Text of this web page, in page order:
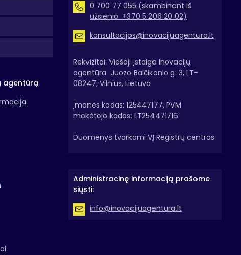
agentūrą
0 700 77 055 (skambinant iš
užsienio +370 5 206 20 02)
konsultacijos@inovacijuagentura.lt
Rekvizitai: Viešoji įstaiga Inovacijų
agentūra Juozo Balčikonio g. 3, LT-
08247, Vilnius, Lietuva
Įmonės kodas: 125447177, PVM
mokėtojo kodas: LT254471716
Duomenys tvarkomi VĮ Registrų centras
Administracinę informaciją prašome
siųsti:
info@inovacijuagentura.lt